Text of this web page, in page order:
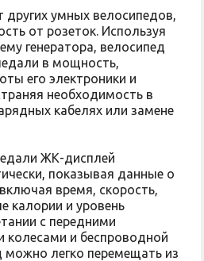
других умных велосипедов,
от розеток. Используя
генератора, велосипед
в мощность,
его электроники и
необходимость в
кабелях или замене
ЖК-дисплей
показывая данные о
время, скорость,
калории и уровень
с передними
колесами и беспроводной
можно легко перемещать из